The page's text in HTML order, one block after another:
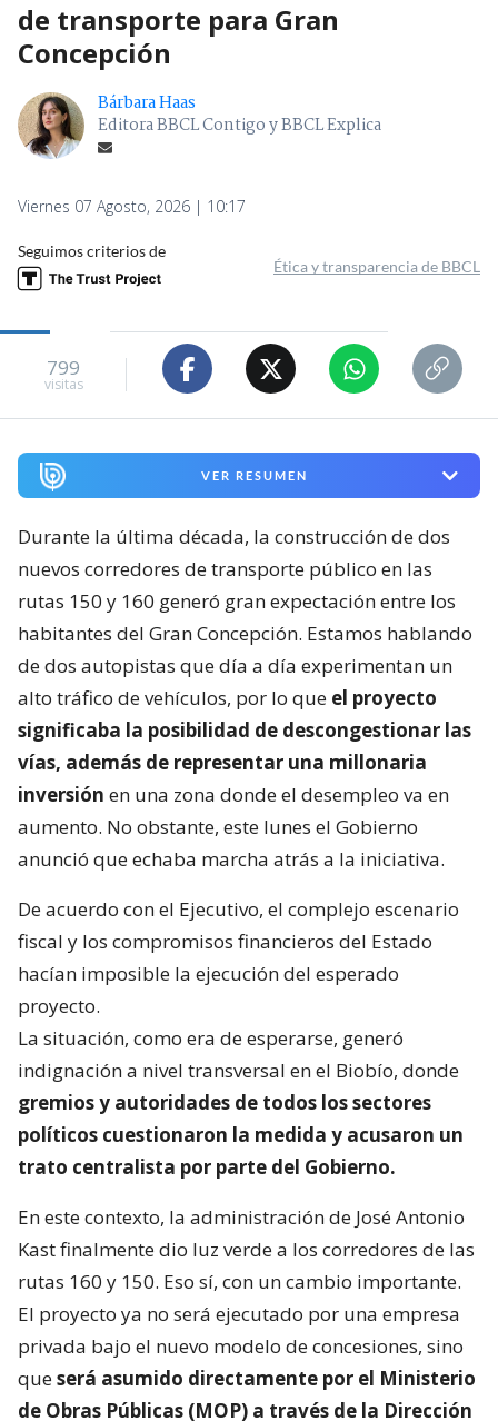
de transporte para Gran
Concepción
Bárbara Haas
Editora BBCL Contigo y BBCL Explica
Viernes 07 Agosto, 2026 | 10:17
Seguimos criterios de
Ética y transparencia de BBCL
799
visitas
VER RESUMEN
Durante la última década, la construcción de dos
nuevos corredores de transporte público en las
rutas 150 y 160 generó gran expectación entre los
habitantes del Gran Concepción. Estamos hablando
de dos autopistas que día a día experimentan un
alto tráfico de vehículos, por lo que el proyecto
significaba la posibilidad de descongestionar las
vías, además de representar una millonaria
inversión en una zona donde el desempleo va en
aumento. No obstante, este lunes el Gobierno
anunció que echaba marcha atrás a la iniciativa.
De acuerdo con el Ejecutivo, el complejo escenario
fiscal y los compromisos financieros del Estado
hacían imposible la ejecución del esperado
proyecto.
La situación, como era de esperarse, generó
indignación a nivel transversal en el Biobío, donde
gremios y autoridades de todos los sectores
políticos cuestionaron la medida y acusaron un
trato centralista por parte del Gobierno.
En este contexto, la administración de José Antonio
Kast finalmente dio luz verde a los corredores de las
rutas 160 y 150. Eso sí, con un cambio importante.
El proyecto ya no será ejecutado por una empresa
privada bajo el nuevo modelo de concesiones, sino
queserá asumido directamente por el Ministerio
de Obras Públicas (MOP) a través de la Dirección